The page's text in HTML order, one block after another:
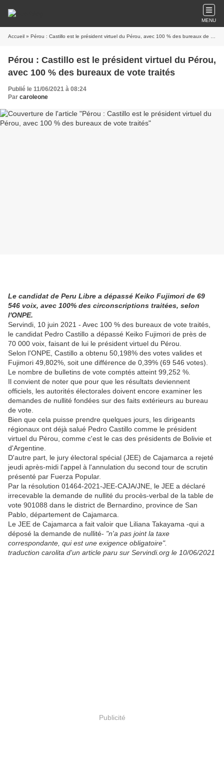
MENU
Accueil » Pérou : Castillo est le président virtuel du Pérou, avec 100 % des bureaux de vote traités
Pérou : Castillo est le président virtuel du Pérou,
avec 100 % des bureaux de vote traités
Publié le 11/06/2021 à 08:24
Par caroleone
Le candidat de Peru Libre a dépassé Keiko Fujimori de 69
546 voix, avec 100% des circonscriptions traitées, selon
l'ONPE.
Servindi, 10 juin 2021 - Avec 100 % des bureaux de vote traités,
le candidat Pedro Castillo a dépassé Keiko Fujimori de près de
70 000 voix, faisant de lui le président virtuel du Pérou.
Selon l'ONPE, Castillo a obtenu 50,198% des votes valides et
Fujimori 49,802%, soit une différence de 0,39% (69 546 votes).
Le nombre de bulletins de vote comptés atteint 99,252 %.
Il convient de noter que pour que les résultats deviennent
officiels, les autorités électorales doivent encore examiner les
demandes de nullité fondées sur des faits extérieurs au bureau
de vote.
Bien que cela puisse prendre quelques jours, les dirigeants
régionaux ont déjà salué Pedro Castillo comme le président
virtuel du Pérou, comme c'est le cas des présidents de Bolivie et
d'Argentine.
D'autre part, le jury électoral spécial (JEE) de Cajamarca a rejeté
jeudi après-midi l'appel à l'annulation du second tour de scrutin
présenté par Fuerza Popular.
Par la résolution 01464-2021-JEE-CAJA/JNE, le JEE a déclaré
irrecevable la demande de nullité du procès-verbal de la table de
vote 901088 dans le district de Bernardino, province de San
Pablo, département de Cajamarca.
Le JEE de Cajamarca a fait valoir que Liliana Takayama -qui a
déposé la demande de nullité- "n'a pas joint la taxe
correspondante, qui est une exigence obligatoire".
traduction carolita d'un article paru sur Servindi.org le 10/06/2021
Publicité